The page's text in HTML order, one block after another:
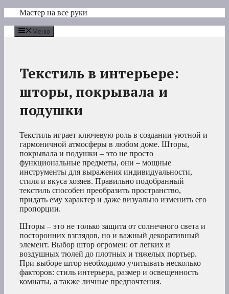
Перейти
содержимому
Мастер на все руки
Меню
Текстиль в интерьере:
шторы, покрывала и
подушки
Текстиль играет ключевую роль в создании уютной и
гармоничной атмосферы в любом доме. Шторы,
покрывала и подушки – это не просто
функциональные предметы, они – мощные
инструменты для выражения индивидуальности,
стиля и вкуса хозяев. Правильно подобранный
текстиль способен преобразить пространство,
придать ему характер и даже визуально изменить его
пропорции.
Шторы – это не только защита от солнечного света и
посторонних взглядов, но и важный декоративный
элемент. Выбор штор огромен: от легких и
воздушных тюлей до плотных и тяжелых портьер.
При выборе штор необходимо учитывать несколько
факторов: стиль интерьера, размер и освещенность
комнаты, а также личные предпочтения.